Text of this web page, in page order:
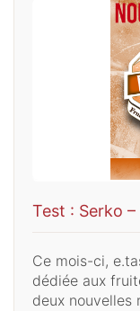
Test : Serko
Ce mois-ci,
dédiée aux
deux nouvelles